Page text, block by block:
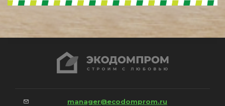
manager@ecodomprom.ru